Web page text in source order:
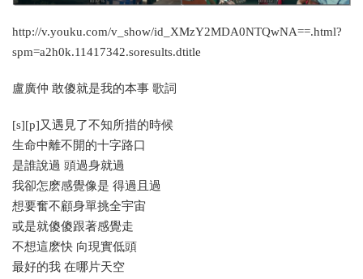
http://v.youku.com/v_show/id_XMzY2MDA0NTQwNA==.html?
spm=a2h0k.11417342.soresults.dtitle
盧廣仲 敢傻就是我的本事 歌詞
[s][p]又遇見了不知所措的時候
生命中離不開的十字路口
是誰說過 頭過身就過
我卻怎麽感覺像是 得過且過
想要奮不顧身單挑全宇宙
或是就傻傻跟著感覺走
不想這麽快 向現實低頭
最好的我 在哪片天空